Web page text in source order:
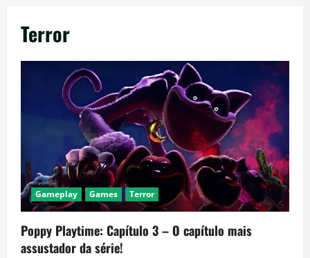
Terror
Gameplay Games Terror
Poppy Playtime: Capítulo 3 – O capítulo mais
assustador da série!